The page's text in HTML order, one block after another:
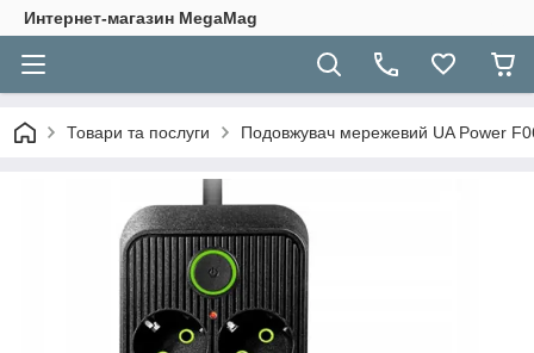
Интернет-магазин MegaMag
Товари та послуги Подовжувач мережевий UA Power